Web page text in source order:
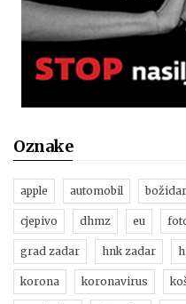
Oznake
apple automobil
cjepivo dhmz eu
grad zadar hnk zadar
korona koronavirus